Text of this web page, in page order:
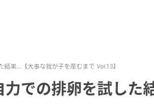
果…【大事な我が子を産むまで Vol.13】
力での排卵を試した